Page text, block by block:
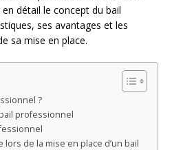
détail le concept du bail
ses avantages et les
sa mise en place.
?
professionnel
de la mise en place d’un bail